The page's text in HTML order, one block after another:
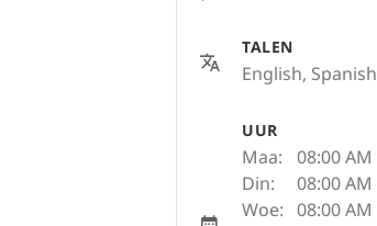
TALEN
English, Spanish
UUR
Maa: 08:00 AM
Din:
08:00 AM
Woe: 08:00 AM